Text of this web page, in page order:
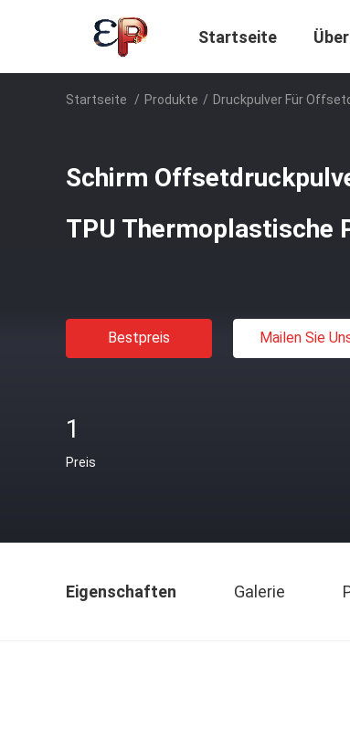
Startseite
Startseite / Produkte / Druckpulver Für
Schirm
TPU Thermoplastische
Bestpreis Mailen Sie
1
Preis
Eigenschaften Galerie